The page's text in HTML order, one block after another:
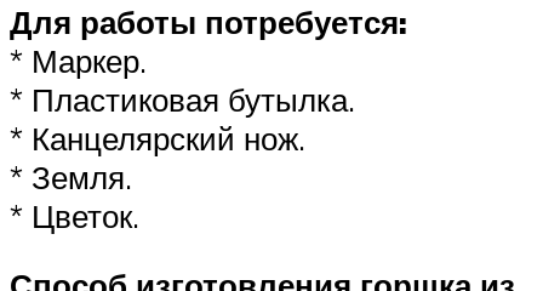
Для работы потребуется:
* Маркер.
* Пластиковая бутылка.
* Канцелярский нож.
* Земля.
* Цветок.